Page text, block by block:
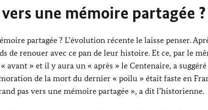
une mémoire partagée ?
partagée ? L’évolution récente le laisse penser.
de renouer avec ce pan de leur histoire. Et ce, par le
» et il y aura un « après » le Centenaire, a suggéré
de la mort du dernier « poilu » était faste en
pas vers une mémoire partagée », a dit l’historienne.